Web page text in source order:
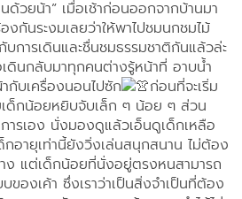
ด้วยน้า” เมื่อเช้าก่อนออกจากบ้านมา
กันระงมเลยว่าให้พาไปชมนกชมไม้
การเดินและชื่นชมธรรมชาติกันแล้วล่ะ
ดินกลับมาทุกคนต่างรู้หน้าที่ อาบน้ำ
กับเครื่องนอนไปซัก
ก่อนที่จะเริ่ม
เด็กน้อยหยิบจับเล็ก ๆ น้อย ๆ ส่วน
รเอง นั่งมองดูแล้วเอ็นดูเด็กเหลือ
กอายุเท่านี้ยังวิ่งเล่นสนุกสนาน ไม่ต้อง
ง แต่เด็กน้อยที่นั่งอยู่ตรงหนสามารถ
ของเค้า ซึ่งเราว่าเป็นสิ่งจำเป็นที่ต้อง